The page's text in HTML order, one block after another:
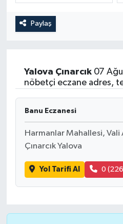
Paylaş
Yalova Çınarcık07
nöbetçi eczane adres,
Banu Eczanesi
Harmanlar Mahallesi, Vali
Çınarcık Yalova
Yol Tarifi Al 0
Kültür
Spor
Turizm
Tüm Manşetler
Haber Arşivi